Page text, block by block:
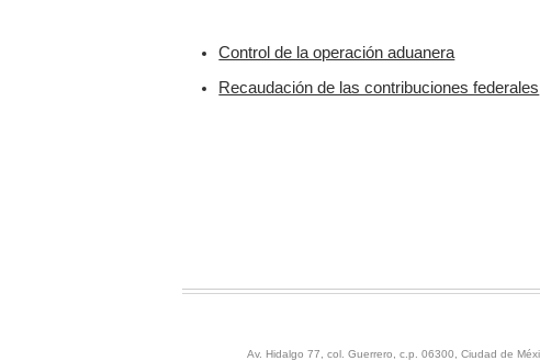
Control de la operación aduanera​
Recaudación de las contribuciones federales​​
Av. Hidalgo 77, col. Guerrero, c.p. 06300, Ciudad de